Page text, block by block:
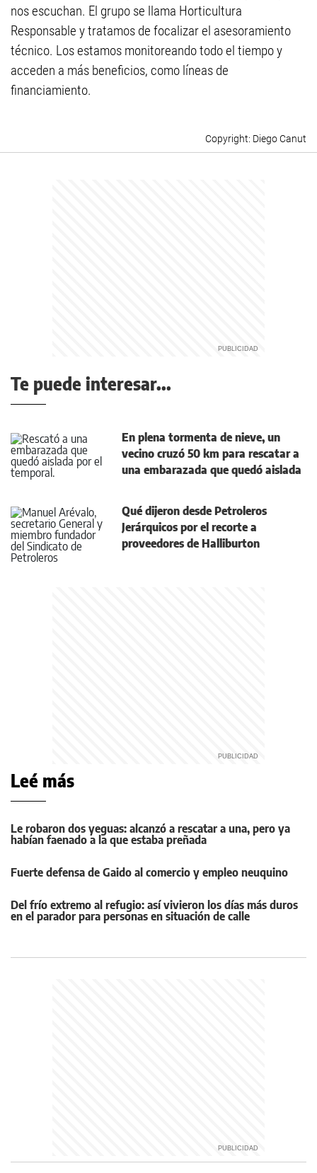
nos escuchan. El grupo se llama Horticultura
Responsable y tratamos de focalizar el asesoramiento
técnico. Los estamos monitoreando todo el tiempo y
acceden a más beneficios, como líneas de
financiamiento.
Diego Canut
Te puede interesar...
En plena tormenta de nieve, un
vecino cruzó 50 km para rescatar a
una embarazada que quedó aislada
Qué dijeron desde Petroleros
Jerárquicos por el recorte a
proveedores de Halliburton
Leé más
Le robaron dos yeguas: alcanzó a rescatar a una, pero ya
habían faenado a la que estaba preñada
Fuerte defensa de Gaido al comercio y empleo neuquino
Del frío extremo al refugio: así vivieron los días más duros
en el parador para personas en situación de calle